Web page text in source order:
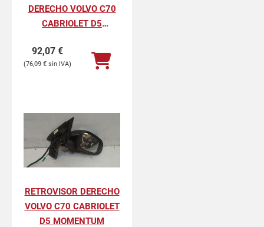
DERECHO VOLVO C70
CABRIOLET D5
92,07 €
76,09 €
RETROVISOR DERECHO
VOLVO C70 CABRIOLET
D5 MOMENTUM